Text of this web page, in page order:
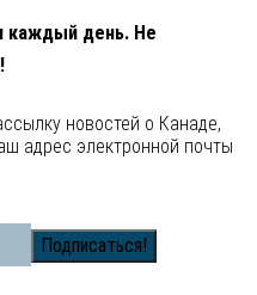
каждый день. Не
новостей о Канаде,